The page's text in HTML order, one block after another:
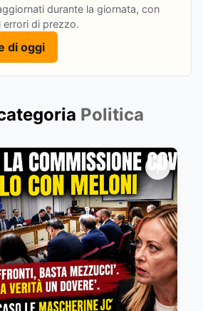
durante la giornata, con
errori di prezzo.
di oggi
Politica